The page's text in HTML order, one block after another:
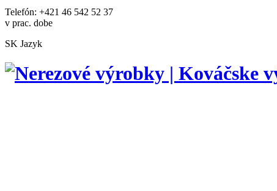
Telefón: +421 46 542 52 37
v prac. dobe
SK Jazyk